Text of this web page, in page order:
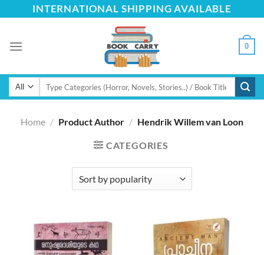
to
INTERNATIONAL SHIPPING AVAILABLE
0
Search
Home / Product Author / Hendrik Willem van Loon
CATEGORIES